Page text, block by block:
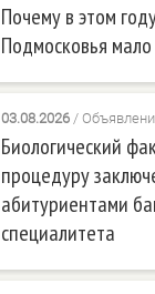
Почему в этом
Подмосковья
03.08.2026/
Биологический
процедуру
абитуриентами
специалитета